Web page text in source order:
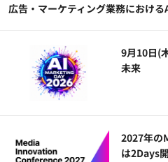
広告・マーケティング業務におけ
9月10日(
未来
2027年
は2Days